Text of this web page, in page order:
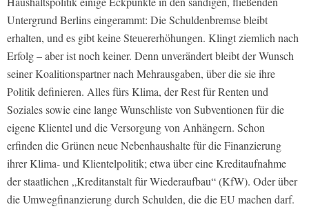
Untergrund Berlins eingerammt: Die Schuldenbremse bleibt
erhalten, und es gibt keine Steuererhöhungen. Klingt ziemlich nach
Erfolg – aber ist noch keiner. Denn unverändert bleibt der Wunsch
seiner Koalitionspartner nach Mehrausgaben, über die sie ihre
Politik definieren. Alles fürs Klima, der Rest für Renten und
Soziales sowie eine lange Wunschliste von Subventionen für die
eigene Klientel und die Versorgung von Anhängern. Schon
erfinden die Grünen neue Nebenhaushalte für die Finanzierung
ihrer Klima- und Klientelpolitik; etwa über eine Kreditaufnahme
der staatlichen „Kreditanstalt für Wiederaufbau“ (KfW). Oder über
die Umwegfinanzierung durch Schulden, die die EU machen darf.